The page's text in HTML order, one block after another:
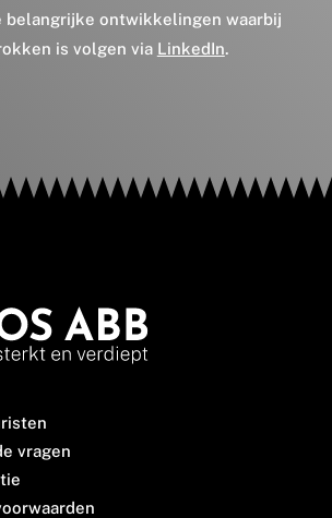
belangrijke ontwikkelingen waarbij
is volgen via LinkedIn.
vragen